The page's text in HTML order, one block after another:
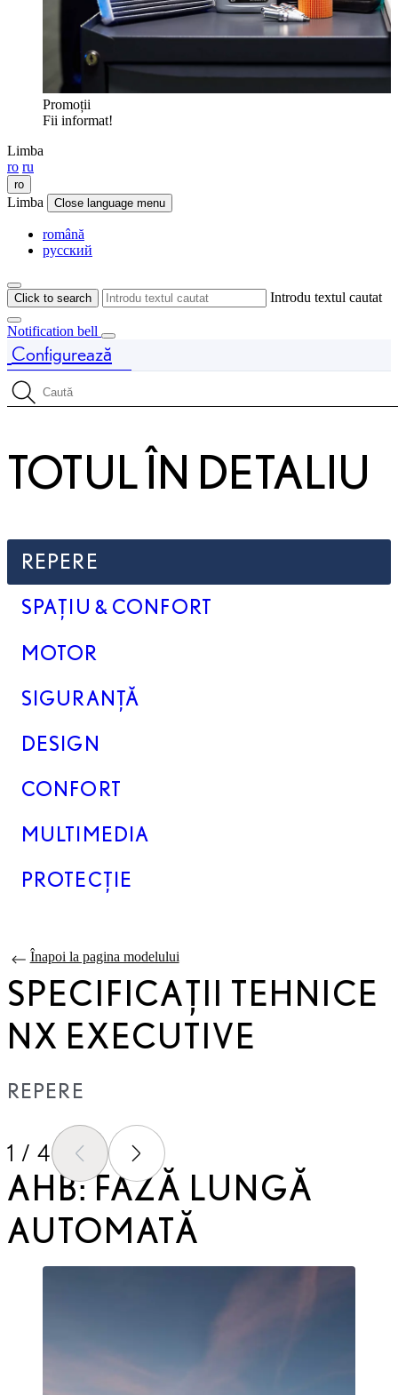
Promoții
Fii informat!
Limba
ro ru
ro
Limba Close language menu
română
русский
Click to search Introdu textul cautat
Notification bell
Price is updated The price of your configuration is 58.440 $
Configurează
Caută specificații
TOTUL ÎN DETALIU
REPERE
SPAȚIU & CONFORT
MOTOR
SIGURANȚĂ
DESIGN
CONFORT
MULTIMEDIA
PROTECȚIE
Înapoi la pagina modelului
SPECIFICAȚII TEHNICE
NX EXECUTIVE
REPERE
AHB: FAZĂ LUNGĂ
AUTOMATĂ
1 / 4 SLIDE-UL ANTERIOR
SLIDE-UL URMATOR